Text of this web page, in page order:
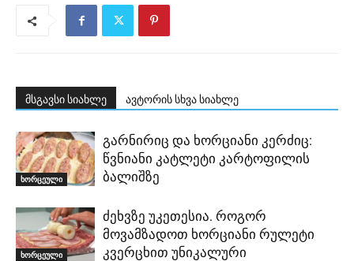
მსგავსი სიახლე ავტორის სხვა სიახლე
ხორცეული
გარნირიც და ხორციანი კერძიც:
წვნიანი კატლეტი კარტოფილის
ბალიშზე
ხორცეული
ძეხვზე უკეთესია. როგორ
მოვამზადოთ ხორციანი რულეტი
კვერცხით უნიკალური